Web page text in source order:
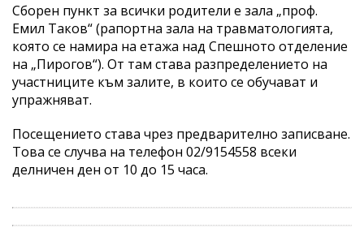
Сборен пункт за всички родители е зала „проф.
Емил Таков“ (рапортна зала на травматологията,
която се намира на етажа над Спешното отделение
на „Пирогов“). От там става разпределението на
участниците към залите, в които се обучават и
упражняват.
Посещението става чрез предварително записване.
Това се случва на телефон 02/9154558 всеки
делничен ден от 10 до 15 часа.